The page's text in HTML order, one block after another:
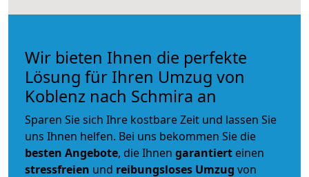
Wir bieten Ihnen die perfekte
Lösung für Ihren Umzug von
Koblenz nach Schmira an
Sparen Sie sich Ihre kostbare Zeit und lassen Sie
uns Ihnen helfen. Bei uns bekommen Sie die
besten Angebote, die Ihnen garantiert einen
stressfreien und reibungsloses Umzug von